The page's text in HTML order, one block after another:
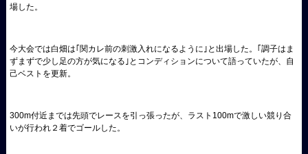
場した。
今大会では白畑は｢関カレ前の刺激入れになるように｣と出場した。｢調子はま
ずまずで少し足の方が気になる｣とコンディションについて語っていたが、自
己ベストを更新。
300m付近までは先頭でレースを引っ張ったが、ラスト100mで激しい競り合
いが行われ２着でゴールした。